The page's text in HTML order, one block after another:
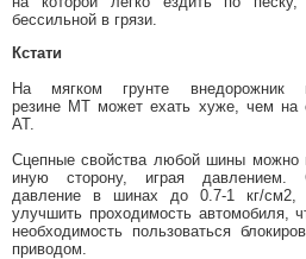
бессильной в грязи.
Кстати
На мягком грунте внедорожник
резине МТ может ехать хуже, чем на
АТ.
Сцепные свойства любой шины можно
иную сторону, играя давлением.
давление в шинах до 0.7-1 кг/см2,
улучшить проходимость автомобиля,
необходимость пользоваться
приводом.